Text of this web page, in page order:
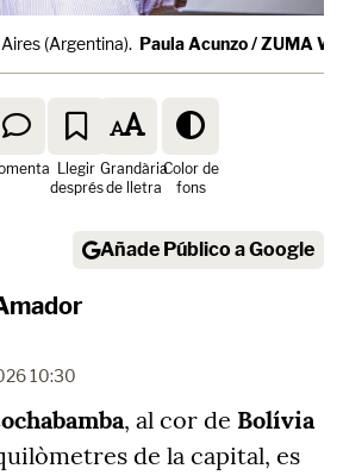
(Argentina). Paula Acunzo / ZUMA
Llegir
després
Grandària
de lletra
Color de
fons
Añade Público a Google
10:30
, al cor de Bolívia
de la capital, es